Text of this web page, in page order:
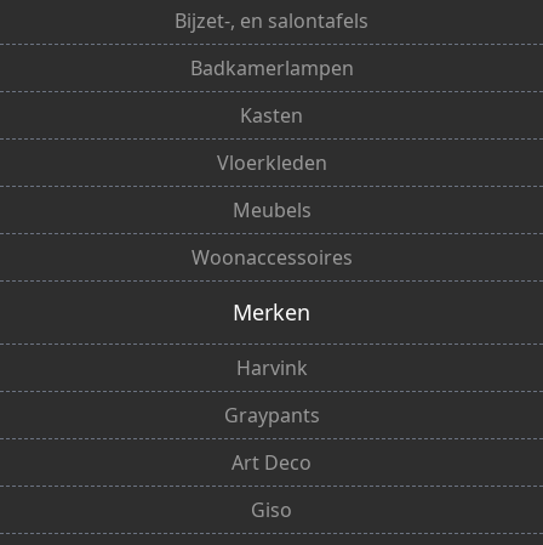
Bijzet-, en salontafels
Badkamerlampen
Kasten
Vloerkleden
Meubels
Woonaccessoires
Merken
Harvink
Graypants
Art Deco
Giso